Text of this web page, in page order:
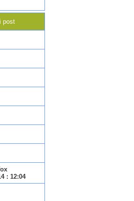
post
: 12:04